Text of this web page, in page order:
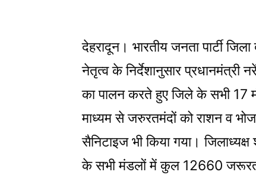
देहरादून। भारतीय जनता पार्टी
नेतृत्व के निर्देशानुसार प्रधानमंत्री
का पालन करते हुए जिले के सभी 17
माध्यम से जरुरतमंदों को राशन व
सैनिटाइज भी किया गया।
के सभी मंडलों में कुल 12660